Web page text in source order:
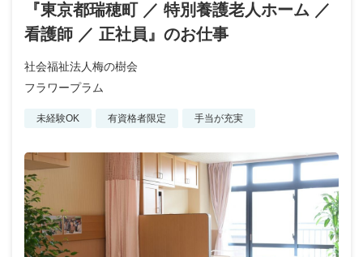
『東京都瑞穂町 ／ 特別養護老人ホーム ／
看護師 ／ 正社員』のお仕事
社会福祉法人梅の樹会
フラワープラム
未経験OK 有資格者限定 手当が充実